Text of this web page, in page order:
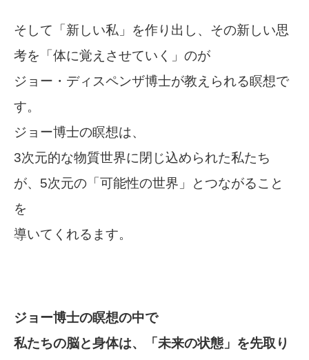
そして「新しい私」を作り出し、その新しい思
考を「体に覚えさせていく」のが
ジョー・ディスペンザ博士が教えられる瞑想で
す。
ジョー博士の瞑想は、
3次元的な物質世界に閉じ込められた私たち
が、5次元の「可能性の世界」とつながること
を
導いてくれるます。
ジョー博士の瞑想の中で
私たちの脳と身体は、
「未来の状態」を先取り